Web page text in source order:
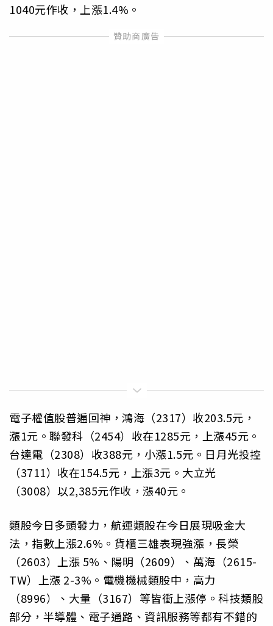
1040元作收，上漲1.4%。
電子權值股普遍回神，鴻海（2317）收203.5元，
漲1元。聯發科（2454）收在1285元，上漲45元。
台達電（2308）收388元，小漲1.5元。日月光投控
（3711）收在154.5元，上漲3元。大立光
（3008）以2,385元作收，漲40元。
類股今日多頭發力，航運類股在今日展現吸金大
法，指數上漲2.6%。貨櫃三雄表現強漲，長榮
（2603）上漲 5%、陽明（2609）、萬海（2615-
TW）上漲 2-3%。電機機械類股中，高力
（8996）、大量（3167）等皆衝上漲停。科技類股
部分，半導體、電子通路、資訊服務等都有不錯的